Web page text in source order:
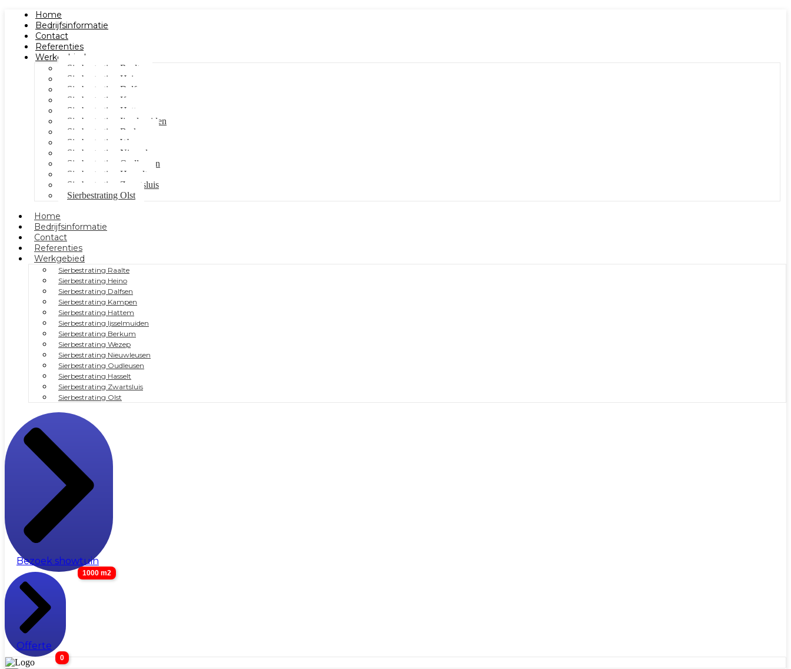
Home
Bedrijfsinformatie
Contact
Referenties
Werkgebied
Sierbestrating Raalte
Sierbestrating Heino
Sierbestrating Dalfsen
Sierbestrating Kampen
Sierbestrating Hattem
Sierbestrating Ijsselmuiden
Sierbestrating Berkum
Sierbestrating Wezep
Sierbestrating Nieuwleusen
Sierbestrating Oudleusen
Sierbestrating Hasselt
Sierbestrating Zwartsluis
Sierbestrating Olst
Home
Bedrijfsinformatie
Contact
Referenties
Werkgebied
Sierbestrating Raalte
Sierbestrating Heino
Sierbestrating Dalfsen
Sierbestrating Kampen
Sierbestrating Hattem
Sierbestrating Ijsselmuiden
Sierbestrating Berkum
Sierbestrating Wezep
Sierbestrating Nieuwleusen
Sierbestrating Oudleusen
Sierbestrating Hasselt
Sierbestrating Zwartsluis
Sierbestrating Olst
Bezoek showtuin
1000 m2
Offerte
0